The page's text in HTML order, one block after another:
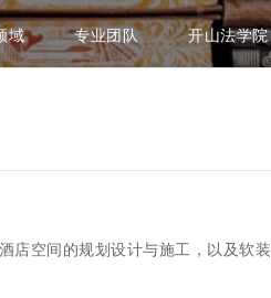
域 专业团队 开山法学院
店空间的规划设计与施工，以及